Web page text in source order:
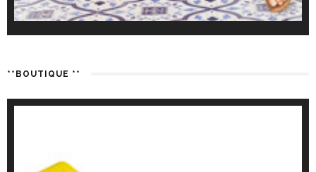
**BOUTIQUE **